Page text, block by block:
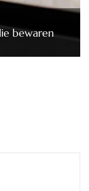
bewaren